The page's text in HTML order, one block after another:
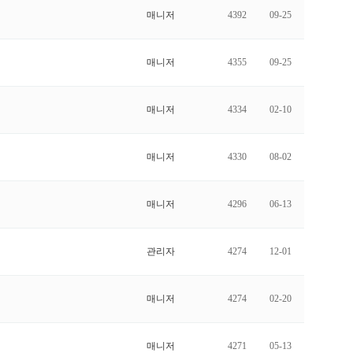
매니저 4392 09-25
매니저 4355 09-25
매니저 4334 02-10
매니저 4330 08-02
매니저 4296 06-13
관리자 4274 12-01
매니저 4274 02-20
매니저 4271 05-13